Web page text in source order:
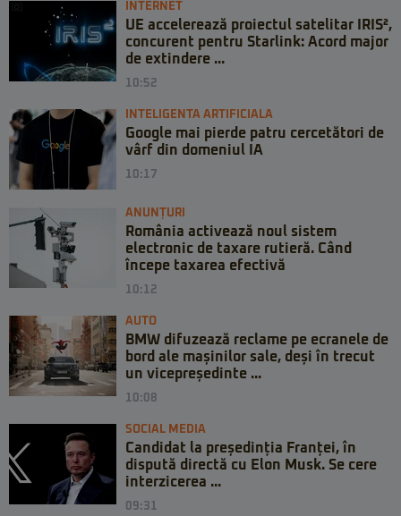
INTERNET
UE accelerează proiectul satelitar IRIS²,
concurent pentru Starlink: Acord major
de extindere ...
10:52
INTELIGENTA ARTIFICIALA
Google mai pierde patru cercetători de
vârf din domeniul IA
10:17
ANUNȚURI
România activează noul sistem
electronic de taxare rutieră. Când
începe taxarea efectivă
10:12
AUTO
BMW difuzează reclame pe ecranele de
bord ale mașinilor sale, deși în trecut
un vicepreședinte ...
10:08
SOCIAL MEDIA
Candidat la președinția Franței, în
dispută directă cu Elon Musk. Se cere
interzicerea ...
09:31